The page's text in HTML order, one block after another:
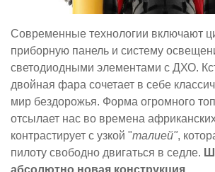
Современные технологии включают
приборную панель и систему
светодиодными элементами с ДХО.
двойная фара сочетает в себе
мир бездорожья. Форма огромного
отсылает нас во времена
контрастирует с узкой "талией",
пилоту свободно двигаться в седле.